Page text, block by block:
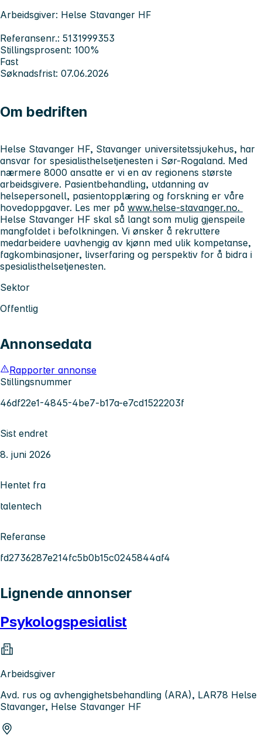
Arbeidsgiver: Helse Stavanger HF
Referansenr.: 5131999353
Stillingsprosent: 100%
Fast
Søknadsfrist: 07.06.2026
Om bedriften
Helse Stavanger HF, Stavanger universitetssjukehus, har
ansvar for spesialisthelsetjenesten i Sør-Rogaland. Med
nærmere 8000 ansatte er vi en av regionens største
arbeidsgivere. Pasientbehandling, utdanning av
helsepersonell, pasientopplæring og forskning er våre
hovedoppgaver. Les mer på www.helse-stavanger.no.
Helse Stavanger HF skal så langt som mulig gjenspeile
mangfoldet i befolkningen. Vi ønsker å rekruttere
medarbeidere uavhengig av kjønn med ulik kompetanse,
fagkombinasjoner, livserfaring og perspektiv for å bidra i
spesialisthelsetjenesten.
Sektor
Offentlig
Annonsedata
Rapporter annonse
Stillingsnummer
46df22e1-4845-4be7-b17a-e7cd1522203f
Sist endret
8. juni 2026
Hentet fra
talentech
Referanse
fd2736287e214fc5b0b15c0245844af4
Lignende annonser
Psykologspesialist
Arbeidsgiver
Avd. rus og avhengighetsbehandling (ARA), LAR78 Helse
Stavanger, Helse Stavanger HF